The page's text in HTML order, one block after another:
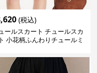
(税込)
ールスカート チュールスカ
小花柄ふんわりチュールミ